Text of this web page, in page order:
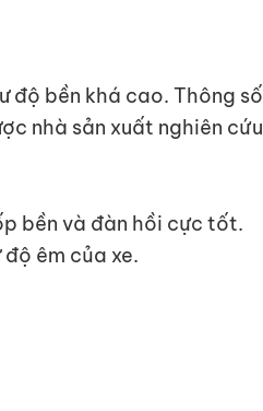
độ bền khá cao. Thông số
nhà sản xuất nghiên cứu
bền và đàn hồi cực tốt.
êm của xe.